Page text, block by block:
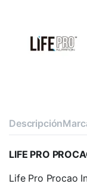
Descripción
LIFE PRO
Life Pro Procao